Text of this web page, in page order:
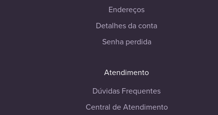
Endereços
Detalhes da conta
Senha perdida
Atendimento
Dúvidas Frequentes
Central de Atendimento